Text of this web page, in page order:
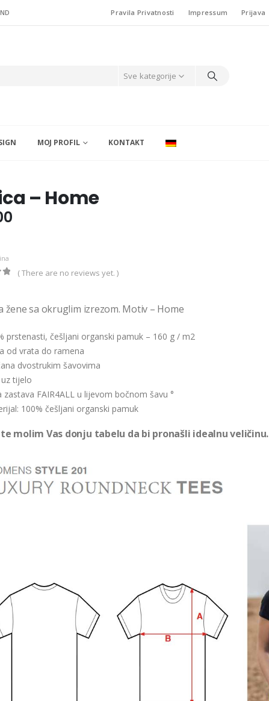
Pravila Privatnosti Impressum Prijava
Sve kategorije
MOJ PROFIL KONTAKT
– Home
( There are no reviews yet. )
žene sa okruglim izrezom. Motiv – Home
prstenasti, češljani organski pamuk – 160 g / m2
od vrata do ramena
dvostrukim šavovima
tijelo
zastava FAIR4ALL u lijevom bočnom šavu °
100% češljani organski pamuk
molim Vas donju tabelu da bi pronašli idealnu veličinu.